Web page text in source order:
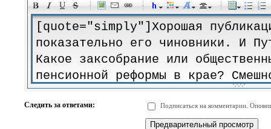
-
-
-
-
-
-
-
-
-
-
-
-
-
-
-
-
-
-
-
-
-
-
-
-
Следить за ответами: Подписаться на комментарии.